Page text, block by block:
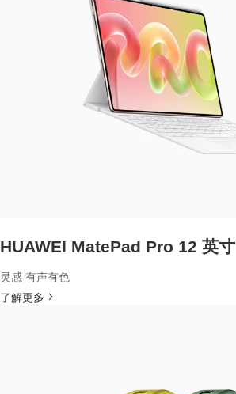
HUAWEI MatePad Pro 12 英寸
灵感 有声有色
了解更多